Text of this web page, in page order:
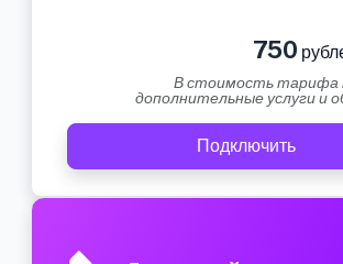
750
В стоимость тарифа
дополнительные услуги и
Подключить